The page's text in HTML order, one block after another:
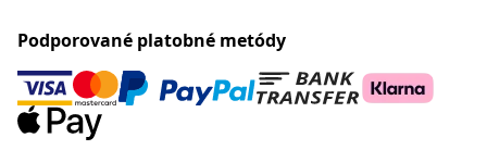
Podporované platobné metódy